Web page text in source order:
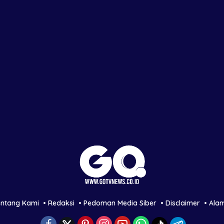
Kami Redaksi Pedoman Media Siber Disclaimer